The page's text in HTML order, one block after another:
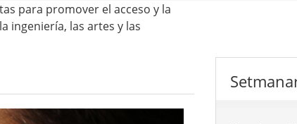
para promover el acceso y la
ingeniería, las artes y las